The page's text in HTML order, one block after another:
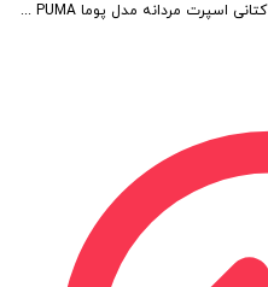
کتانی اسپرت مردانه مدل پوما PUMA رنگ سفید طلایی کد 41975